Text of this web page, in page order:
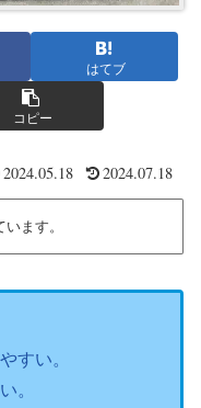
はてブ
コピー
2024.05.18 2024.07.18
ます。
すい。
。